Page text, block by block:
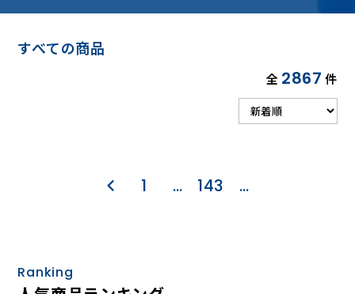
すべての商品
全 2867 件
1 … 143 …
Ranking